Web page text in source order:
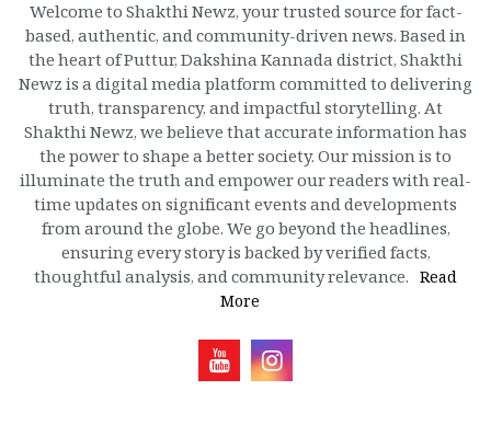
Welcome to Shakthi Newz, your trusted source for fact-
based, authentic, and community-driven news. Based in
the heart of Puttur, Dakshina Kannada district, Shakthi
Newz is a digital media platform committed to delivering
truth, transparency, and impactful storytelling. At
Shakthi Newz, we believe that accurate information has
the power to shape a better society. Our mission is to
illuminate the truth and empower our readers with real-
time updates on significant events and developments
from around the globe. We go beyond the headlines,
ensuring every story is backed by verified facts,
thoughtful analysis, and community relevance. Read
More